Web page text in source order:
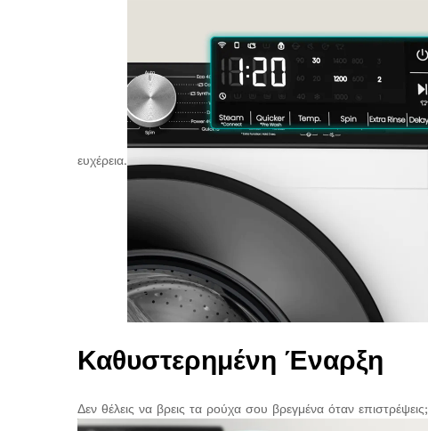
ευχέρεια.
Καθυστερημένη Έναρξη
Δεν θέλεις να βρεις τα ρούχα σου βρεγμένα όταν επιστρέψεις;